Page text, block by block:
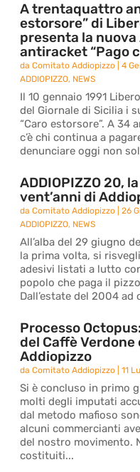
A trentaquattro
estorsore” di
presenta la
antiracket “Pago
daComitato Addiopizzo |4
ADDIOPIZZO, NEWS
Il 10 gennaio 1991
del Giornale di Sicilia i
“Caro estorsore”. A 34
c’è chi continua a
denunciare oggi non
ADDIOPIZZO 20,
vent’anni di
daComitato Addiopizzo |26
ADDIOPIZZO, NEWS
All’alba del 29 giugno
la prima volta, si
adesivi listati a lutto
popolo che paga il
Dall’estate del 2004 ad
Processo
del Caffè
Addiopizzo
daComitato Addiopizzo |11
Si è concluso in primo
molti degli imputati
dal metodo mafioso
alcuni commercianti
del nostro movimento.
costituiti...